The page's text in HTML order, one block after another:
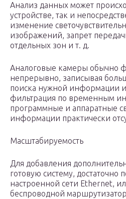
Анализ данных может
устройстве, так и
изменение
изображений, запрет
отдельных зон и т. д.
Аналоговые камеры обычно
непрерывно, записывая
поиска нужной информации
фильтрация по временным
программные и аппаратные
информации практически
Масштабируемость
Для добавления
готовую систему, достаточно
настроенной сети Ethernet,
беспроводной